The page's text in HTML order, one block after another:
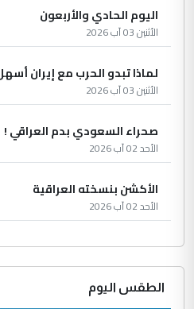
اليوم الحادي والأربعون
الأثنين 03 آب 2026
لماذا تبدو الحرب مع إيران
الأثنين 03 آب 2026
صحراء السعودي بدم العراقي !
الأحد 02 آب 2026
الأكشن بنسخته العراقية
الأحد 02 آب 2026
الطقس اليوم